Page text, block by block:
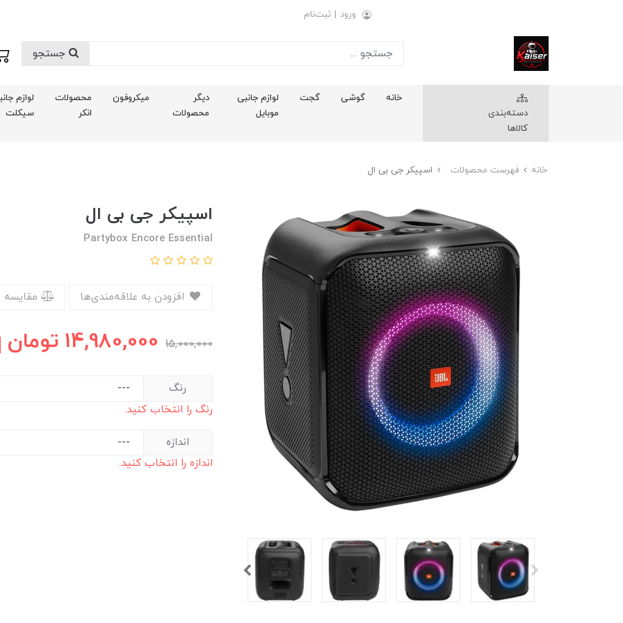
ورود | ثبت‌نام
دسته‌بندی
کالاها
خانه گوشی گجت
لوازم جانبی
موبایل
دیگر
محصولات
میکروفون
محصولات
انکر
لوازم
سیکلت
خانه فهرست محصولات اسپیکر جی بی ال
اسپیکر جی بی ال
Partybox Encore Essential
15,000,000
14,980,000 تومان
رنگ
رنگ را انتخاب کنید.
اندازه
اندازه را انتخاب کنید.